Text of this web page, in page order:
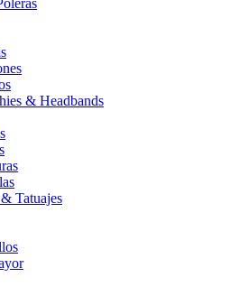
& Headbands
Tatuajes